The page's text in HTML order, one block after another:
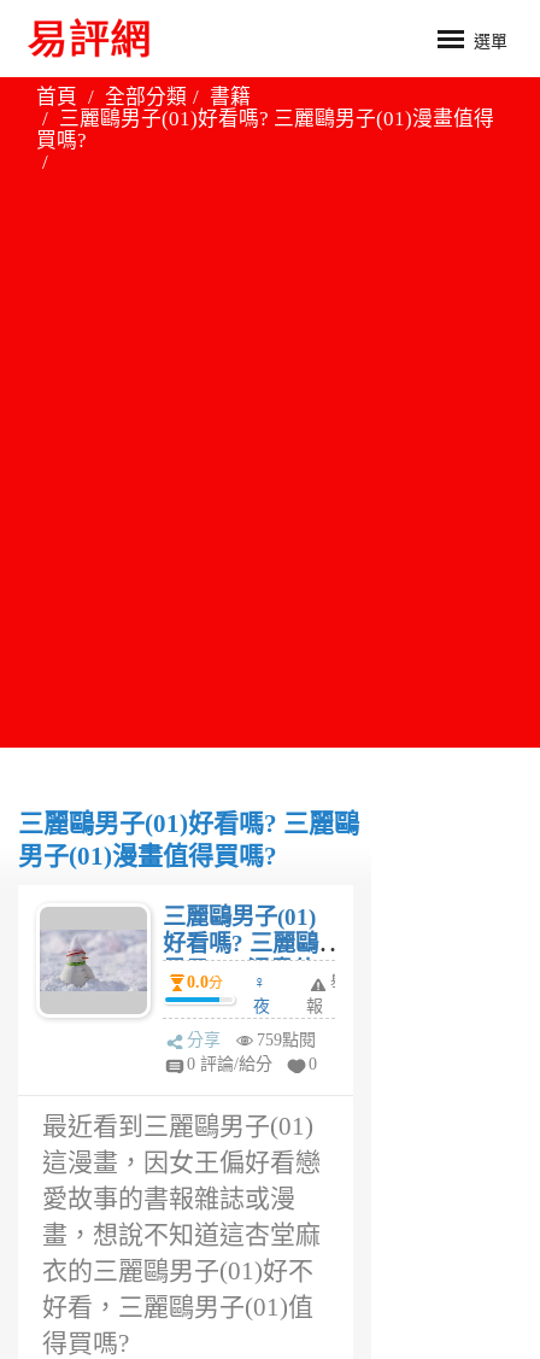
選單
首頁 全部分類
書籍
三麗鷗男子(01)好看嗎? 三麗鷗男子(01)漫畫值得
買嗎?
三麗鷗男子(01)好看嗎? 三麗鷗
男子(01)漫畫值得買嗎?
三麗鷗男子(01)
好看嗎? 三麗鷗
男子(01)漫畫值
得買嗎?
0.0分
♀
夜
妤
5
舉
報
分享
759點閱
0 評論/給分
0
最近看到三麗鷗男子(01)
這漫畫，因女王偏好看戀
愛故事的書報雜誌或漫
畫，想說不知道這杏堂麻
衣的三麗鷗男子(01)好不
好看，三麗鷗男子(01)值
得買嗎?